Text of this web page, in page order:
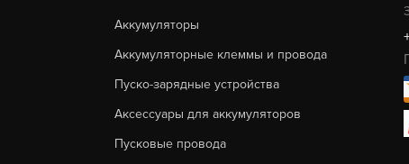
Аккумуляторы
Аккумуляторные клеммы и провода
Пуско-зарядные устройства
Аксессуары для аккумуляторов
Пусковые провода